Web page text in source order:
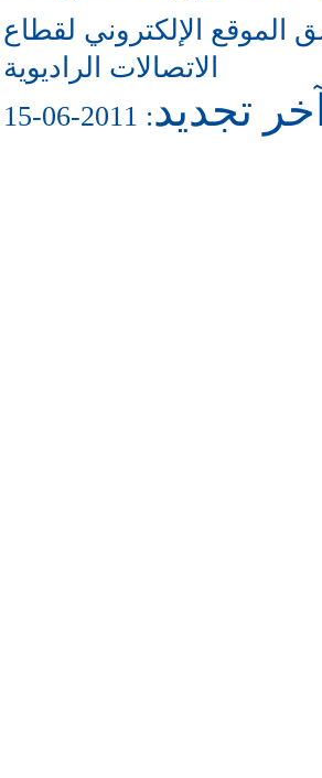
الموقع الإلكتروني لقطاع
الاتصالات الراديوية
آخر تجديد: 2011-06-15